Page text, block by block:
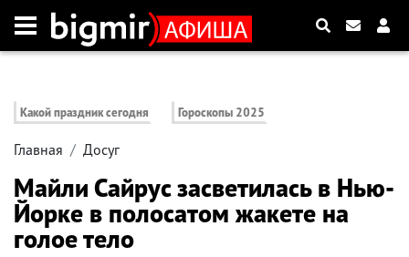
Какой праздник сегодня Гороскопы 2025
Главная Досуг
Майли Сайрус засветилась в Нью-
Йорке в полосатом жакете на
голое тело